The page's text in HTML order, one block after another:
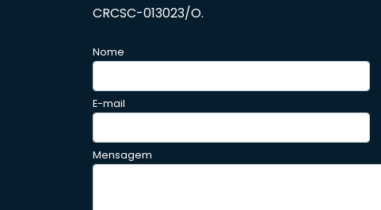
CRCSC-013023/O.
Nome
E-mail
Mensagem